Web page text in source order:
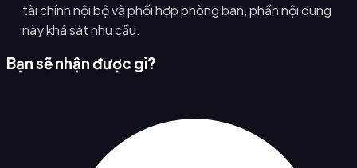
tài chính nội bộ và phối hợp phòng ban, phần nội dung
này khá sát nhu cầu.
Bạn sẽ nhận được gì?